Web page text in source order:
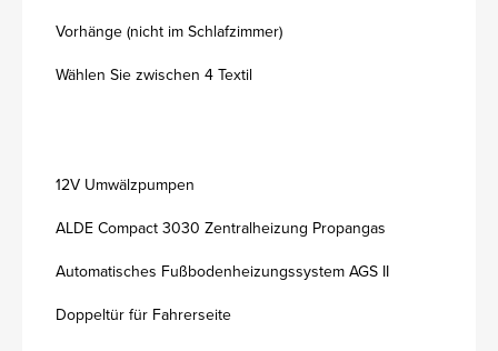
Vorhänge (nicht im Schlafzimmer)
Wählen Sie zwischen 4 Textil
12V Umwälzpumpen
ALDE Compact 3030 Zentralheizung Propangas
Automatisches Fußbodenheizungssystem AGS II
Doppeltür für Fahrerseite